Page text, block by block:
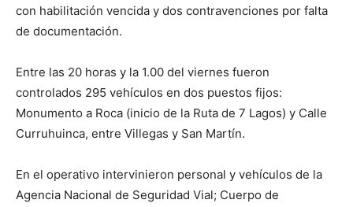
con habilitación vencida y dos contravenciones por falta
de documentación.
Entre las 20 horas y la 1.00 del viernes fueron
controlados 295 vehículos en dos puestos fijos:
Monumento a Roca (inicio de la Ruta de 7 Lagos) y Calle
Curruhuinca, entre Villegas y San Martín.
En el operativo intervinieron personal y vehículos de la
Agencia Nacional de Seguridad Vial; Cuerpo de